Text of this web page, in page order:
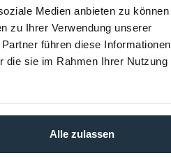
Medien anbieten zu können
zu Ihrer Verwendung unserer
führen diese Informationen
die sie im Rahmen Ihrer Nutzung
Alle zulassen